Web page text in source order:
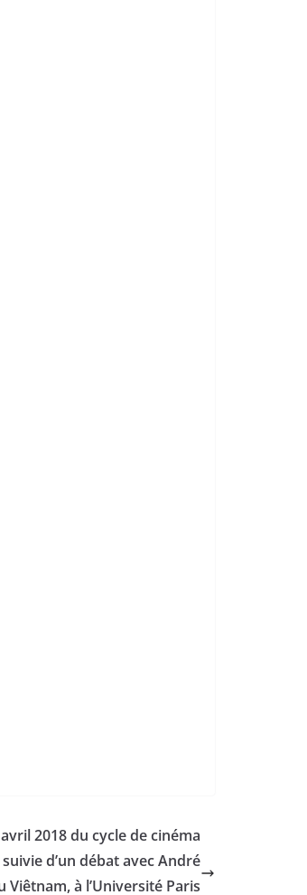
2018 du cycle de cinéma
d’un débat avec André
à l’Université Paris